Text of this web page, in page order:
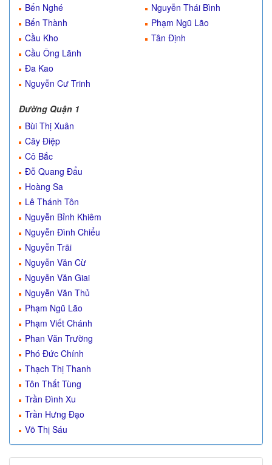
Bến Nghé
Bến Thành
Cầu Kho
Cầu Ông Lãnh
Đa Kao
Nguyễn Cư Trinh
Nguyễn Thái Bình
Phạm Ngũ Lão
Tân Định
Đường Quận 1
Bùi Thị Xuân
Cây Điệp
Cô Bắc
Đỗ Quang Đẩu
Hoàng Sa
Lê Thánh Tôn
Nguyễn Bỉnh Khiêm
Nguyễn Đình Chiểu
Nguyễn Trãi
Nguyễn Văn Cừ
Nguyễn Văn Giai
Nguyễn Văn Thủ
Phạm Ngũ Lão
Phạm Viết Chánh
Phan Văn Trường
Phó Đức Chính
Thạch Thị Thanh
Tôn Thất Tùng
Trần Đình Xu
Trần Hưng Đạo
Võ Thị Sáu